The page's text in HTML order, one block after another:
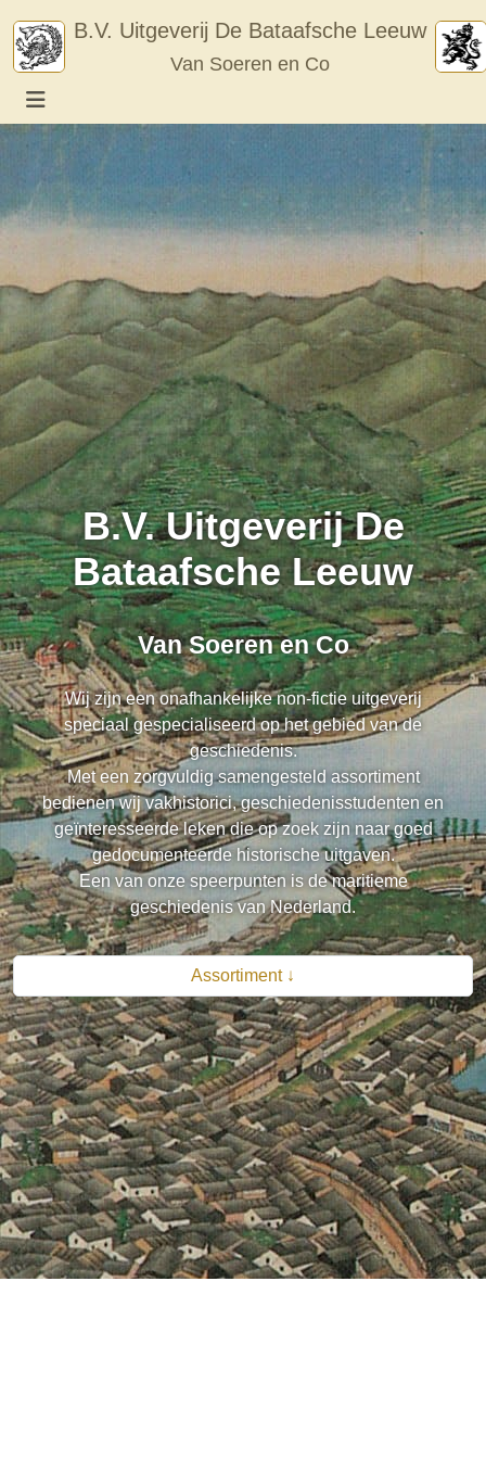
content
B.V. Uitgeverij De Bataafsche Leeuw
Van Soeren en Co
B.V. Uitgeverij De
Bataafsche Leeuw
Van Soeren en Co
Wij zijn een onafhankelijke non-fictie uitgeverij
speciaal gespecialiseerd op het gebied van de
geschiedenis.
Met een zorgvuldig samengesteld assortiment
bedienen wij vakhistorici, geschiedenisstudenten en
geïnteresseerde leken die op zoek zijn naar goed
gedocumenteerde historische uitgaven.
Een van onze speerpunten is de maritieme
geschiedenis van Nederland.
Assortiment ↓